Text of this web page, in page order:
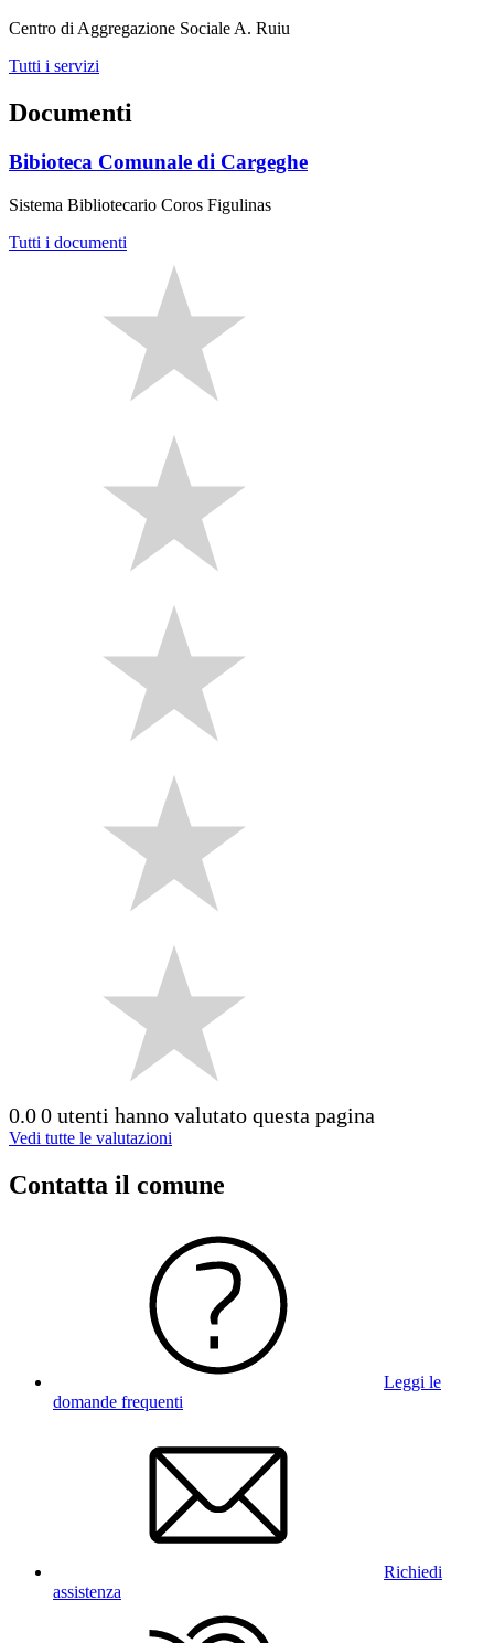
Centro di Aggregazione Sociale A. Ruiu
Tutti i servizi
Documenti
Bibioteca Comunale di Cargeghe
Sistema Bibliotecario Coros Figulinas
Tutti i documenti
0.00 utenti hanno valutato questa pagina
Vedi tutte le valutazioni
Contatta il comune
Leggi le
domande frequenti
Richiedi
assistenza